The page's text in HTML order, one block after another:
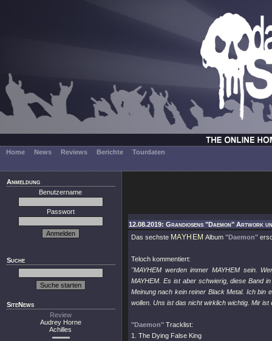
Home News Reviews Berichte Tourdaten
Anmeldung
Benutzername
Passwort
Suche
SiteNews
Review
Audrey Horne
Achilles
12.08.2019: Grandiosens "Daemon" Artwork
Das sechste MAYHEM Album "Daemon"
Teloch kommentiert:
"MAYHEM werden immer MAYHEM sein.
MAYHEM. Es ist aber schwierig, diese Band
Meinung nach kein reiner Black Metal. Ich bin
wollen. Uns ist das nicht wirklich wichtig. Mir
"Daemon" Tracklist:
1. The Dying False King